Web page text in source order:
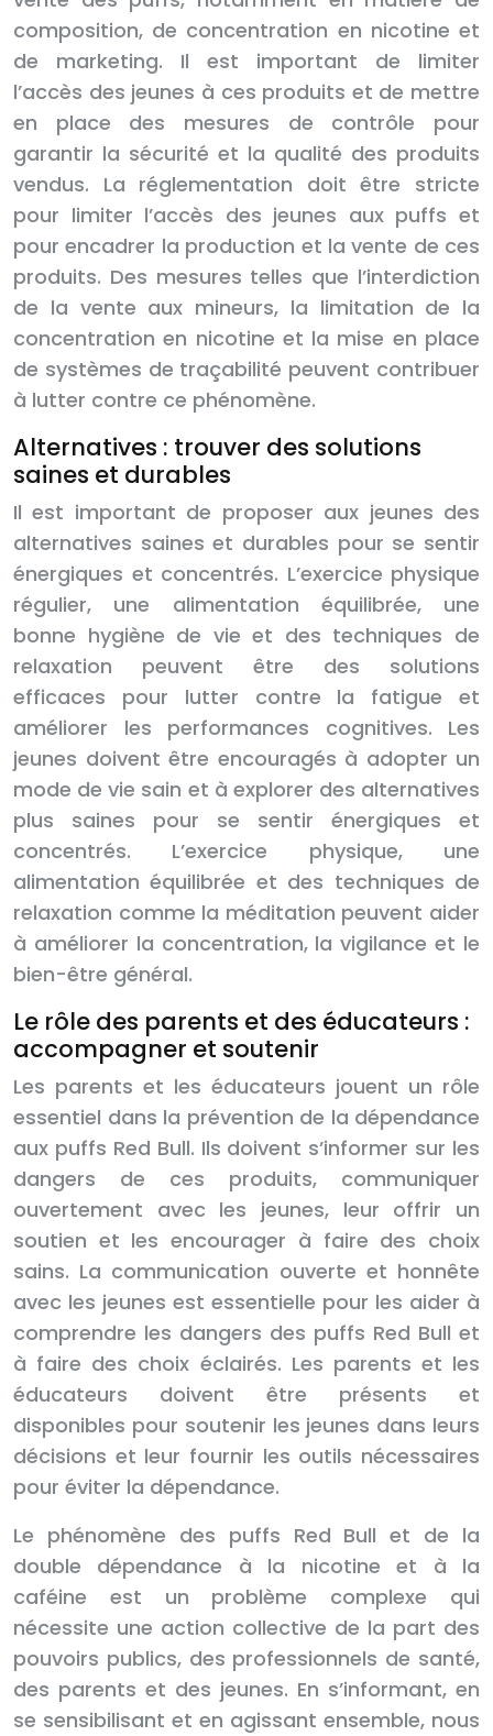
composition, de concentration en nicotine et
de marketing. Il est important de limiter
l’accès des jeunes à ces produits et de mettre
en place des mesures de contrôle pour
garantir la sécurité et la qualité des produits
vendus. La réglementation doit être stricte
pour limiter l’accès des jeunes aux puffs et
pour encadrer la production et la vente de ces
produits. Des mesures telles que l’interdiction
de la vente aux mineurs, la limitation de la
concentration en nicotine et la mise en place
de systèmes de traçabilité peuvent contribuer
à lutter contre ce phénomène.
Alternatives : trouver des solutions
saines et durables
Il est important de proposer aux jeunes des
alternatives saines et durables pour se sentir
énergiques et concentrés. L’exercice physique
régulier, une alimentation équilibrée, une
bonne hygiène de vie et des techniques de
relaxation peuvent être des solutions
efficaces pour lutter contre la fatigue et
améliorer les performances cognitives. Les
jeunes doivent être encouragés à adopter un
mode de vie sain et à explorer des alternatives
plus saines pour se sentir énergiques et
concentrés. L’exercice physique, une
alimentation équilibrée et des techniques de
relaxation comme la méditation peuvent aider
à améliorer la concentration, la vigilance et le
bien-être général.
Le rôle des parents et des éducateurs :
accompagner et soutenir
Les parents et les éducateurs jouent un rôle
essentiel dans la prévention de la dépendance
aux puffs Red Bull. Ils doivent s’informer sur les
dangers de ces produits, communiquer
ouvertement avec les jeunes, leur offrir un
soutien et les encourager à faire des choix
sains. La communication ouverte et honnête
avec les jeunes est essentielle pour les aider à
comprendre les dangers des puffs Red Bull et
à faire des choix éclairés. Les parents et les
éducateurs doivent être présents et
disponibles pour soutenir les jeunes dans leurs
décisions et leur fournir les outils nécessaires
pour éviter la dépendance.
Le phénomène des puffs Red Bull et de la
double dépendance à la nicotine et à la
caféine est un problème complexe qui
nécessite une action collective de la part des
pouvoirs publics, des professionnels de santé,
des parents et des jeunes. En s’informant, en
se sensibilisant et en agissant ensemble, nous